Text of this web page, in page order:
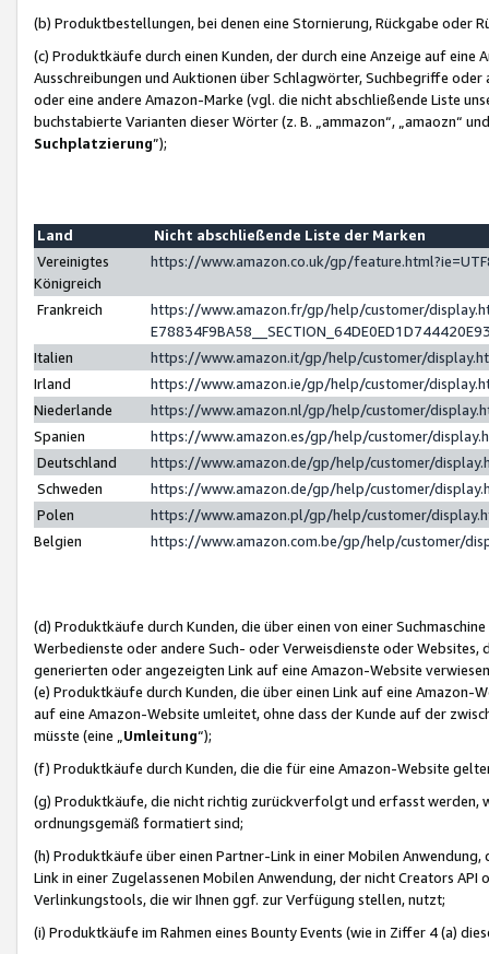
(b) Produktbestellungen, bei denen eine Stornierung, Rückgabe oder
(c) Produktkäufe durch einen Kunden, der durch eine Anzeige auf
Ausschreibungen und Auktionen über Schlagwörter, Suchbegriffe
oder eine andere Amazon-Marke (vgl. die nicht abschließende Liste
buchstabierte Varianten dieser Wörter (z. B. „ammazon“, „amaozn“
Suchplatzierung”);
Land
Nicht abschließende Liste der Marken
Vereinigtes
Königreich
https://www.amazon.co.uk/gp/
Frankreich
https://www.amazon.fr/gp/help/customer/
Italien
https://www.amazon.it/gp/help/customer/
Irland
https://www.amazon.ie/gp/help/customer/
Niederlande
https://www.amazon.nl/gp/help/customer/
Spanien
https://www.amazon.es/gp/help/customer/
Deutschland
https://www.amazon.de/gp/help/customer/
Schweden
https://www.amazon.de/gp/help/customer/
Polen
https://www.amazon.pl/gp/help/customer/
Belgien
https://www.amazon.com.be/gp/help/customer/
(d) Produktkäufe durch Kunden, die über einen von einer
Werbedienste oder andere Such- oder Verweisdienste oder Websites,
generierten oder angezeigten Link auf eine Amazon-Website
(e) Produktkäufe durch Kunden, die über einen Link auf eine
auf eine Amazon-Website umleitet, ohne dass der Kunde auf der
müsste (eine „ Umleitung“);
(f) Produktkäufe durch Kunden, die die für eine Amazon-Website
(g) Produktkäufe, die nicht richtig zurückverfolgt und erfasst werden,
ordnungsgemäß formatiert sind;
(h) Produktkäufe über einen Partner-Link in einer Mobilen
Link in einer Zugelassenen Mobilen Anwendung, der nicht Creators
Verlinkungstools, die wir Ihnen ggf. zur Verfügung stellen, nutzt;
(i) Produktkäufe im Rahmen eines Bounty Events (wie in Ziffer 4 (a)